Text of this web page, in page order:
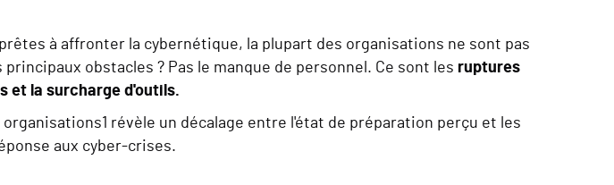
à affronter la cybernétique, la plupart des organisations ne sont pas
obstacles ? Pas le manque de personnel. Ce sont les ruptures
et la surcharge d'outils.
révèle un décalage entre l'état de préparation perçu et les
aux cyber-crises.